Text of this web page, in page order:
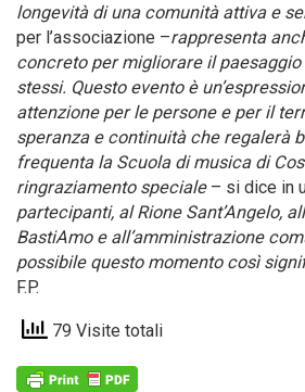
longevità di una comunità attiva e
per l’associazione –rappresenta
concreto per migliorare il paesaggio
stessi. Questo evento è
attenzione per le persone e per il
speranza e continuità che regalerà
frequenta la Scuola di musica di
ringraziamento speciale– si dice in
partecipanti, al Rione Sant’Angelo,
BastiAmo e all’amministrazione
possibile questo momento così
F.P.
79 Visite totali